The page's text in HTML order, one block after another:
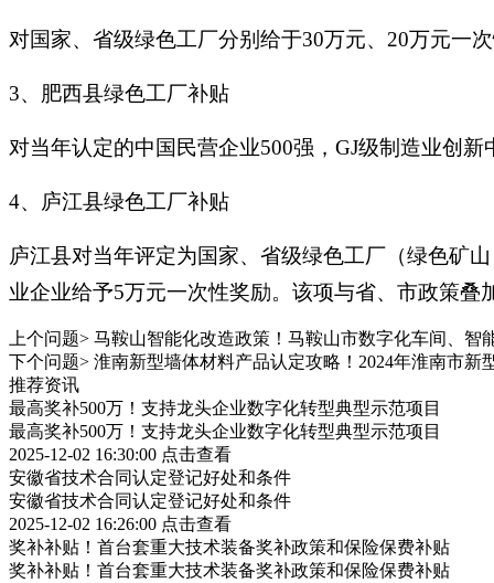
对国家、省级绿色工厂分别给于30万元、20万元一
3、肥西县绿色工厂补贴
对当年认定的中国民营企业500强，GJ级制造业创
4、庐江县绿色工厂补贴
庐江县对当年评定为国家、省级绿色工厂（绿色矿
业企业给予5万元一次性奖励。该项与省、市政策叠
上个问题> 马鞍山智能化改造政策！马鞍山市数字化车间、智
下个问题> 淮南新型墙体材料产品认定攻略！2024年淮南市新
推荐资讯
最高奖补500万！支持龙头企业数字化转型典型示范项目
最高奖补500万！支持龙头企业数字化转型典型示范项目
2025-12-02 16:30:00 点击查看
安徽省技术合同认定登记好处和条件
安徽省技术合同认定登记好处和条件
2025-12-02 16:26:00 点击查看
奖补补贴！首台套重大技术装备奖补政策和保险保费补贴
奖补补贴！首台套重大技术装备奖补政策和保险保费补贴